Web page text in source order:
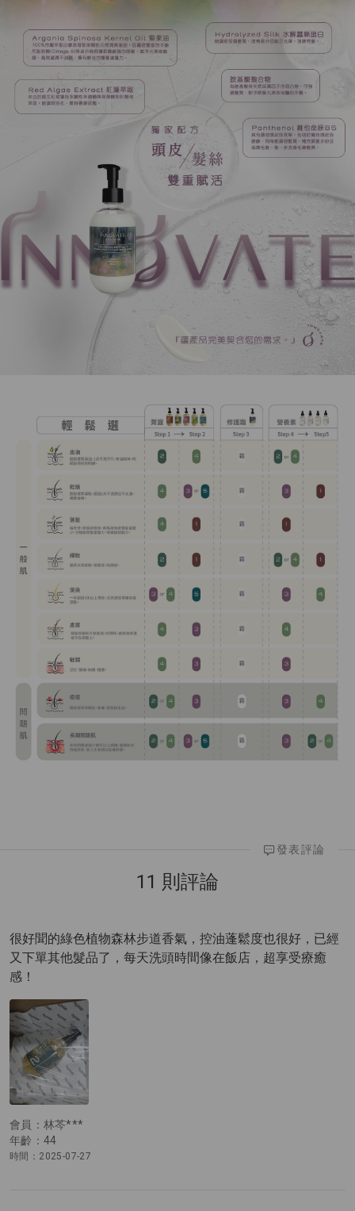
11 則評論
發表評論
會員：林芩***
年齡：44
時間：2025-07-27
很好聞的綠色植物森林步道香氣，控油蓬鬆度也很好，已經
又下單其他髮品了，每天洗頭時間像在飯店，超享受療癒
感！